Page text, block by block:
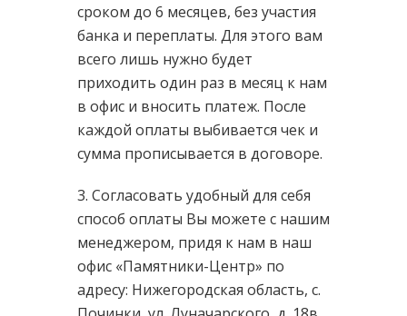
сроком до 6 месяцев, без участия
банка и переплаты. Для этого вам
всего лишь нужно будет
приходить один раз в месяц к нам
в офис и вносить платеж. После
каждой оплаты выбивается чек и
сумма прописывается в договоре.
3. Согласовать удобный для себя
способ оплаты Вы можете с нашим
менеджером, придя к нам в наш
офис «Памятники-Центр» по
адресу: Нижегородская область, с.